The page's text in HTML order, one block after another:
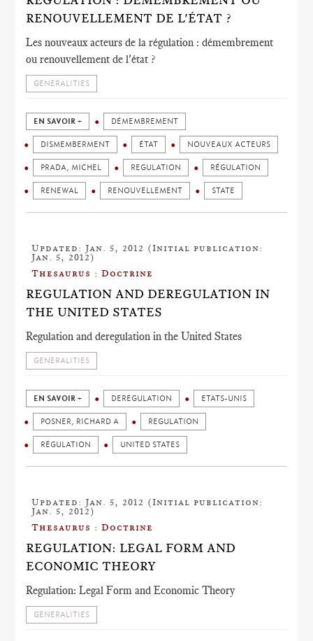
RENOUVELLEMENT DE L'ÉTAT ?
Les nouveaux acteurs de la régulation : démembrement
ou renouvellement de l'état ?
GENERALITIES
EN SAVOIR + DÉMEMBREMENT
DISMEMBERMENT ÉTAT NOUVEAUX ACTEURS
PRADA, MICHEL REGULATION RÉGULATION
RENEWAL RENOUVELLEMENT STATE
Updated: Jan. 5, 2012 (Initial publication:
Jan. 5, 2012)
Thesaurus : Doctrine
REGULATION AND DEREGULATION IN
THE UNITED STATES
Regulation and deregulation in the United States
GENERALITIES
EN SAVOIR + DEREGULATION ETATS-UNIS
POSNER, RICHARD A REGULATION
RÉGULATION UNITED STATES
Updated: Jan. 5, 2012 (Initial publication:
Jan. 5, 2012)
Thesaurus : Doctrine
REGULATION: LEGAL FORM AND
ECONOMIC THEORY
Regulation: Legal Form and Economic Theory
GENERALITIES